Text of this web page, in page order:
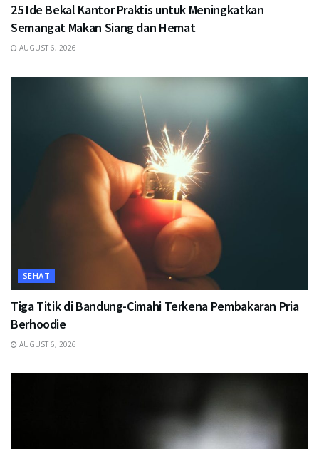
25 Ide Bekal Kantor Praktis untuk Meningkatkan
Semangat Makan Siang dan Hemat
AUGUST 6, 2026
SEHAT
Tiga Titik di Bandung-Cimahi Terkena Pembakaran Pria
Berhoodie
AUGUST 6, 2026